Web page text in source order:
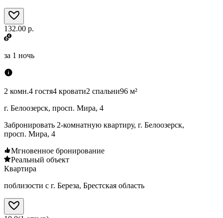
132.00 р.
за 1 ночь
2 комн.4 гостя4 кровати2 спальни96 м²
г. Белоозерск, просп. Мира, 4
Забронировать 2-комнатную квартиру, г. Белоозерск,
просп. Мира, 4
Мгновенное бронирование
Реальный объект
Квартира
поблизости с г. Береза, Брестская область